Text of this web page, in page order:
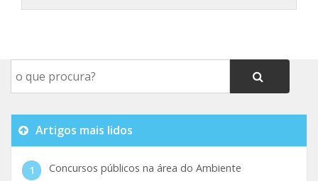
Artigos mais lidos
Concursos públicos na área do Ambiente